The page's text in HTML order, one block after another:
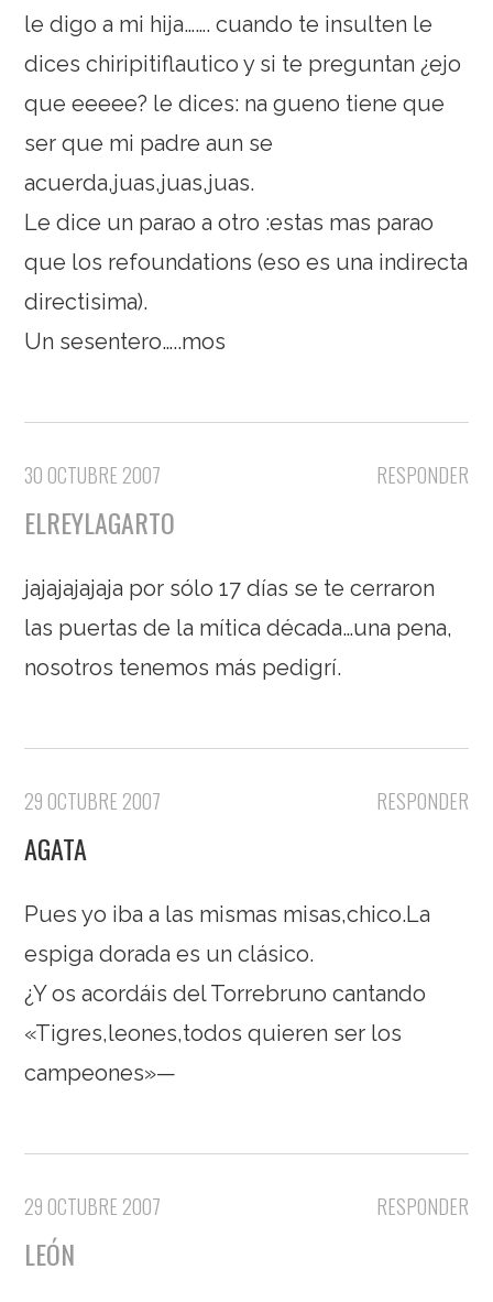
le digo a mi hija……. cuando te insulten le
dices chiripitiflautico y si te preguntan ¿ejo
que eeeee? le dices: na gueno tiene que
ser que mi padre aun se
acuerda,juas,juas,juas.
Le dice un parao a otro :estas mas parao
que los refoundations (eso es una indirecta
directisima).
Un sesentero…..mos
RESPONDER
30 OCTUBRE 2007
ELREYLAGARTO
jajajajajaja por sólo 17 días se te cerraron
las puertas de la mítica década…una pena,
nosotros tenemos más pedigrí.
RESPONDER
29 OCTUBRE 2007
AGATA
Pues yo iba a las mismas misas,chico.La
espiga dorada es un clásico.
¿Y os acordáis del Torrebruno cantando
«Tigres,leones,todos quieren ser los
campeones»—
RESPONDER
29 OCTUBRE 2007
LEÓN